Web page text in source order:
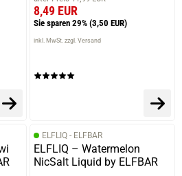
ohne Abgabe eines Kommentars
ohne Abgabe eines Kommentars
8,49 EUR
Sie sparen 29% (3,50 EUR)
inkl. MwSt. zzgl. Versand
ELFLIQ - ELFBAR
ELFLIQ – Watermelon
NicSalt Liquid by ELFBAR